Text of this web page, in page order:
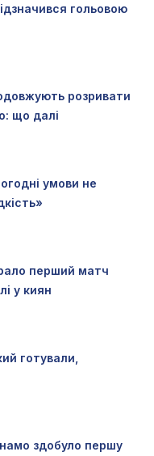
гольовою
розривати
що далі
умови не
перший матч
у киян
готували,
здобуло першу